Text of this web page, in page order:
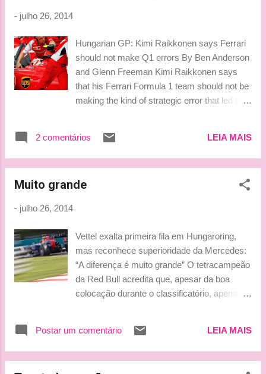
- julho 26, 2014
Hungarian GP: Kimi Raikkonen says Ferrari
should not make Q1 errors By Ben Anderson
and Glenn Freeman Kimi Raikkonen says
that his Ferrari Formula 1 team should not be
making the kind of strategic error that led to
missed the cut in the first segment of
qualifying for the Hungarian Grand Prix when
closing stages, and his time was beaten by
as he felt happier on the softer tyre
compound, but the team believed it had made
the right call. "The plan was to do another run
but we never did," the Finn told reporters after
the session. "The team told me, 'we are fine,
few times but they said there was no need,
2 comentários LEIA MAIS
Muito grande
- julho 26, 2014
Vettel exalta primeira fila em Hungaroring,
mas reconhece superioridade da Mercedes:
“A diferença é muito grande” O tetracampeão
da Red Bull acredita que, apesar da boa
colocação durante o classificatório, apenas
tamanha surpresa em largar da primeira fila
na Hungria. De acordo com o alemão, o
Postar um comentário LEIA MAIS